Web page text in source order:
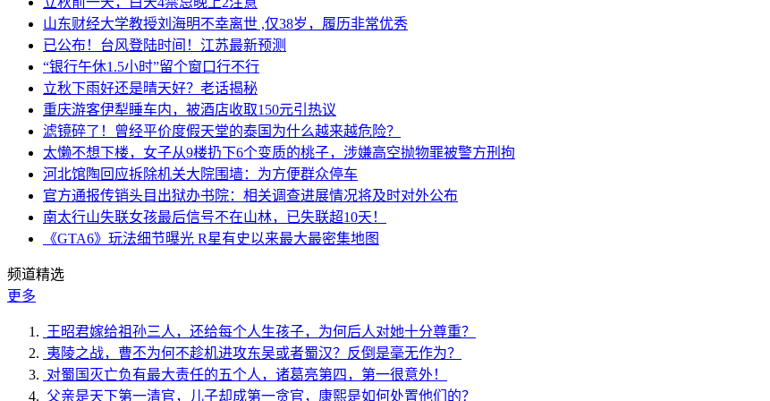
山东财经大学教授刘海明不幸离世 ,仅38岁，履历非常优秀
已公布！台风登陆时间！江苏最新预测
“银行午休1.5小时”留个窗口行不行
立秋下雨好还是晴天好？老话揭秘
重庆游客伊犁睡车内，被酒店收取150元引热议
滤镜碎了！曾经平价度假天堂的泰国为什么越来越危险？
太懒不想下楼，女子从9楼扔下6个变质的桃子，涉嫌高空抛物罪被警方刑拘
河北馆陶回应拆除机关大院围墙：为方便群众停车
官方通报传销头目出狱办书院：相关调查进展情况将及时对外公布
南太行山失联女孩最后信号不在山林，已失联超10天！
《GTA6》玩法细节曝光 R星有史以来最大最密集地图
频道精选
更多
王昭君嫁给祖孙三人，还给每个人生孩子，为何后人对她十分尊重？
夷陵之战，曹丕为何不趁机进攻东吴或者蜀汉？反倒是毫无作为？
对蜀国灭亡负有最大责任的五个人，诸葛亮第四，第一很意外！
父亲是天下第一清官，儿子却成第一贪官，康熙是如何处置他们的？